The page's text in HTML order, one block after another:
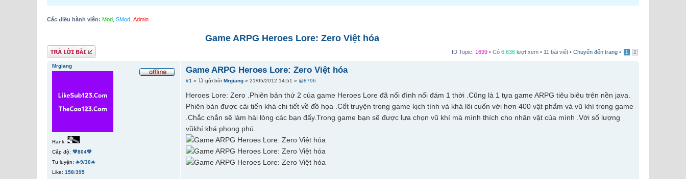
Các điều hành viên: Mod SMod Admin
Game ARPG Heroes Lore: Zero Việt hóa
Gửi bài trả lời ID Topic: 1699 • Có 6,636 lượt xem • 11 bài viết • Chuyển đến trang • 1 2
Game ARPG Heroes Lore: Zero Việt hóa
#1 » gửi bởiMrgiang » 21/05/2012 14:51 »@8796
Heroes Lore: Zero .Phiên bản thứ 2 của game Heroes Lore đã nổi đình nổi đám 1 thời .Cũng là 1 tựa game ARPG tiêu biêu trên nền java.
Phiên bản được cải tiến khá chi tiết về đồ họa .Cốt truyện trong game kịch tính và khá lôi cuốn với hơn 400 vật phẩm và vũ khí trong game
.Chắc chắn sẽ làm hài lòng các bạn đấy.Trong game bạn sẽ được lựa chọn vũ khí mà mình thích cho nhân vật của mình .Với số lượng
vũkhí khá phong phú.
Mrgiang
Rank:
Cấp độ: 💚804💚
Tu luyện: ☀️9/30☀️
Like: 158/395